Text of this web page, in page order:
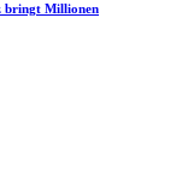
bringt Millionen